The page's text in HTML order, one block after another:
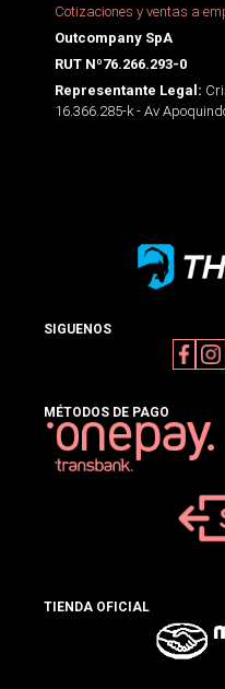
Cotizaciones y ventas a
Outcompany SpA
RUT Nº76.266.293-0
Representante Legal:
16.366.285-k - Av
SIGUENOS
MÉTODOS DE PAGO
TIENDA OFICIAL